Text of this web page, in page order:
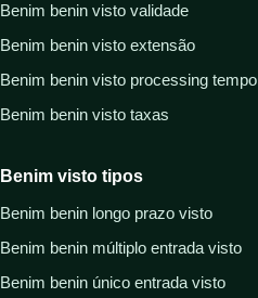
Benim benin visto validade
Benim benin visto extensão
Benim benin visto processing tempo
Benim benin visto taxas
Benim visto tipos
Benim benin longo prazo visto
Benim benin múltiplo entrada visto
Benim benin único entrada visto